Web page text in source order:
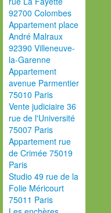
92700 Colombes
Appartement place
André Malraux
92390 Villeneuve-
la-Garenne
Appartement
avenue Parmentier
75010 Paris
Vente judiciaire 36
rue de l'Université
75007 Paris
Appartement rue
de Crimée 75019
Paris
Studio 49 rue de la
Folie Méricourt
75011 Paris